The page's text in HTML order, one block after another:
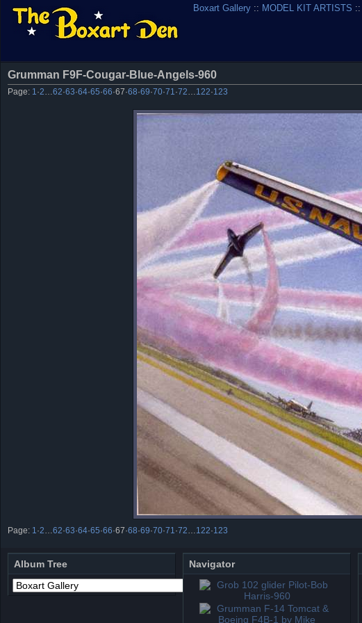
Boxart Gallery :: MODEL KIT ARTISTS ::
Grumman F9F-Cougar-Blue-Angels-960
Page: 1 ·2 62·63·64·65·66·67·68·69·70·71 ·72 122·123
Page: 1 ·2 62·63·64·65·66·67·68·69·70·71 ·72 122·123
Album Tree Navigator